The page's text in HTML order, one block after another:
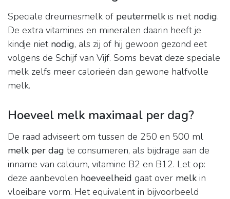
Speciale dreumesmelk of peutermelk is niet nodig.
De extra vitamines en mineralen daarin heeft je
kindje niet nodig, als zij of hij gewoon gezond eet
volgens de Schijf van Vijf. Soms bevat deze speciale
melk zelfs meer calorieën dan gewone halfvolle
melk.
Hoeveel melk maximaal per dag?
De raad adviseert om tussen de 250 en 500 ml
melk per dag te consumeren, als bijdrage aan de
inname van calcium, vitamine B2 en B12. Let op:
deze aanbevolen hoeveelheid gaat over melk in
vloeibare vorm. Het equivalent in bijvoorbeeld